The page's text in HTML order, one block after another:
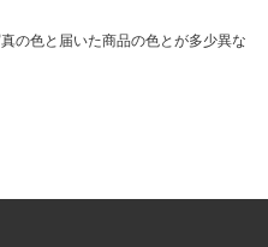
の色と届いた商品の色とが多少異な